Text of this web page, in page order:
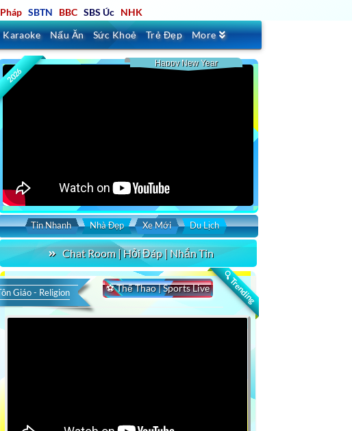
SBTN BBC SBS Úc NHK
Karaoke Nấu Ăn Sức Khoẻ Trẻ Đẹp More
2026
Happy New Year
Tin Nhanh Nhà Đẹp Xe Mới Du Lịch
Chat Room | Hỏi Đáp | Nhắn Tin
🔍 Trending
⚽ Thể Thao | Sports Live
Giáo - Religion